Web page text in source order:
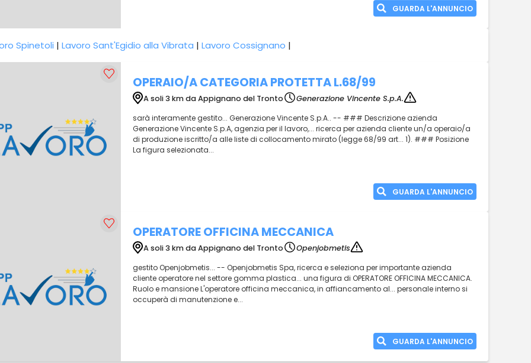
GUARDA L'ANNUNCIO
Spinetoli | Lavoro Sant'Egidio alla Vibrata | Lavoro Cossignano |
OPERAIO/A CATEGORIA PROTETTA L.68/99
A soli 3 km da Appignano del Tronto
Generazione Vincente S.p.A.
sarà interamente gestito... Generazione Vincente S.p.A.. -- ### Descrizione azienda
Generazione Vincente S.p.A, agenzia per il lavoro,... ricerca per azienda cliente un/a operaio/a
di produzione iscritto/a alle liste di collocamento mirato (legge 68/99 art... 1). ### Posizione
La figura selezionata...
GUARDA L'ANNUNCIO
OPERATORE OFFICINA MECCANICA
A soli 3 km da Appignano del Tronto
Openjobmetis
gestito Openjobmetis... -- Openjobmetis Spa, ricerca e seleziona per importante azienda
cliente operatore nel settore gomma plastica... una figura di OPERATORE OFFICINA MECCANICA.
Ruolo e mansione L'operatore officina meccanica, in affiancamento al... personale interno si
occuperà di manutenzione e...
GUARDA L'ANNUNCIO